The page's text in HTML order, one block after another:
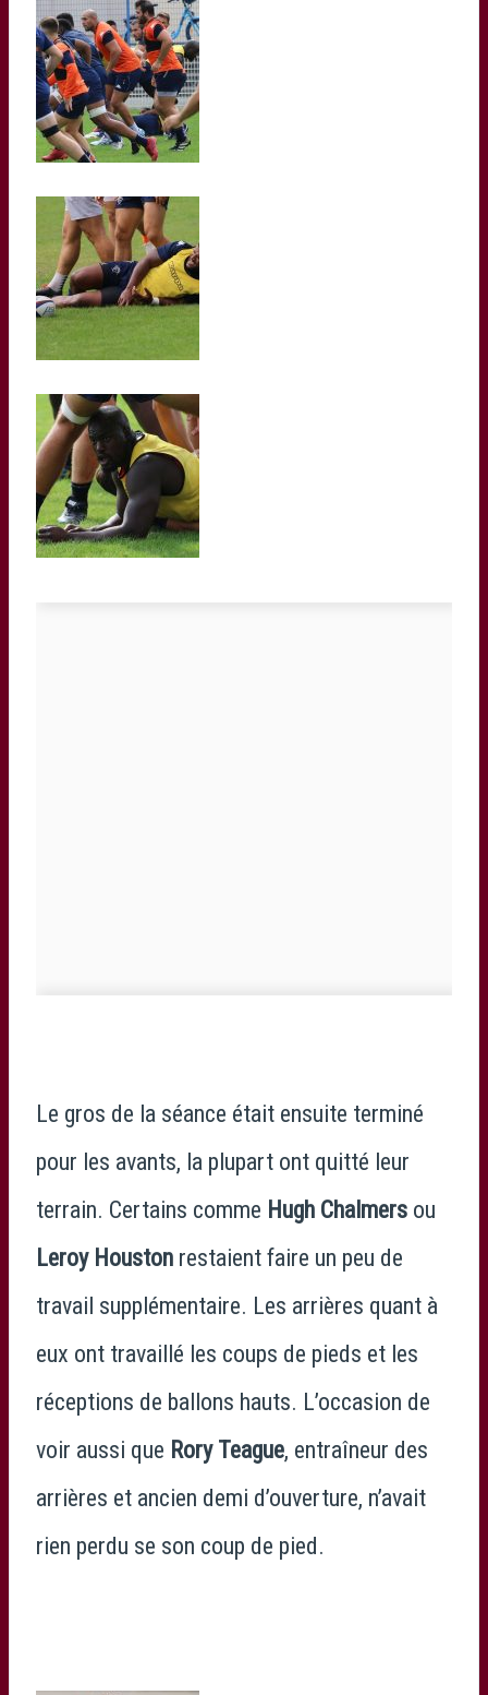
Le gros de la séance était ensuite terminé
pour les avants, la plupart ont quitté leur
terrain. Certains comme Hugh Chalmers ou
Leroy Houston restaient faire un peu de
travail supplémentaire. Les arrières quant à
eux ont travaillé les coups de pieds et les
réceptions de ballons hauts. L’occasion de
voir aussi que Rory Teague, entraîneur des
arrières et ancien demi d’ouverture, n’avait
rien perdu se son coup de pied.